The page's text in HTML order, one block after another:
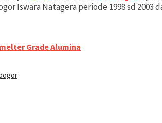
Iswara Natagera periode 1998 sd
Grade Alumina